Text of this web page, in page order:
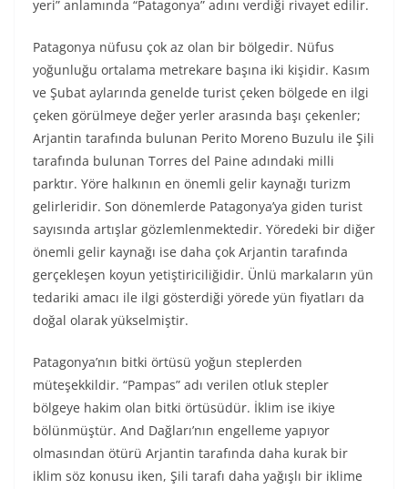
yeri” anlamında “Patagonya” adını verdiği rivayet edilir.
Patagonya nüfusu çok az olan bir bölgedir. Nüfus
yoğunluğu ortalama metrekare başına iki kişidir. Kasım
ve Şubat aylarında genelde turist çeken bölgede en ilgi
çeken görülmeye değer yerler arasında başı çekenler;
Arjantin tarafında bulunan Perito Moreno Buzulu ile Şili
tarafında bulunan Torres del Paine adındaki milli
parktır. Yöre halkının en önemli gelir kaynağı turizm
gelirleridir. Son dönemlerde Patagonya’ya giden turist
sayısında artışlar gözlemlenmektedir. Yöredeki bir diğer
önemli gelir kaynağı ise daha çok Arjantin tarafında
gerçekleşen koyun yetiştiriciliğidir. Ünlü markaların yün
tedariki amacı ile ilgi gösterdiği yörede yün fiyatları da
doğal olarak yükselmiştir.
Patagonya’nın bitki örtüsü yoğun steplerden
müteşekkildir. “Pampas” adı verilen otluk stepler
bölgeye hakim olan bitki örtüsüdür. İklim ise ikiye
bölünmüştür. And Dağları’nın engelleme yapıyor
olmasından ötürü Arjantin tarafında daha kurak bir
iklim söz konusu iken, Şili tarafı daha yağışlı bir iklime